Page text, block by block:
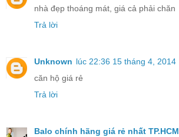
nhà đẹp thoáng mát, giá cả phải chăn
Trả lời
Unknown lúc 22:36 15 tháng 4, 2014
căn hộ giá rẻ
Trả lời
Balo chính hãng giá rẻ nhất TP.HCM